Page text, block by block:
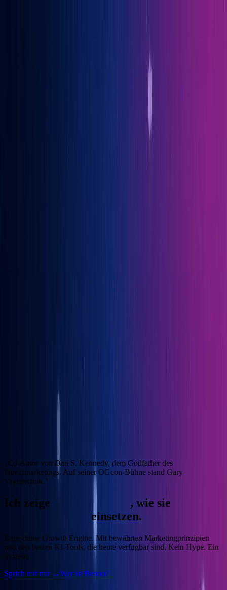
„Co-Autor von Dan S. Kennedy, dem Godfather des
Direktmarketings. Auf seiner OGcon-Bühne stand Gary
Vaynerchuk."
Ich zeige , wie sie
einsetzen.
Baue deine Growth Engine.Mit bewährten Marketingprinzipien
und den besten KI-Tools, die heute verfügbar sind. Kein Hype. Ein
System.
Sprich mit mir →Wer ist Benno?